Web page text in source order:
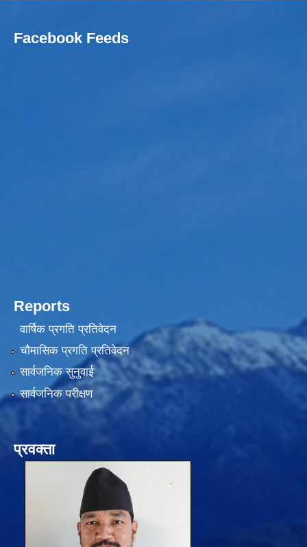
Facebook Feeds
Reports
वार्षिक प्रगति प्रतिवेदन
चौमासिक प्रगति प्रतिवेदन
सार्वजनिक सुनुवाई
सार्वजनिक परीक्षण
प्रवक्ता